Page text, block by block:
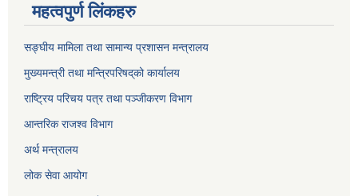
महत्वपुर्ण लिंकहरु
सङ्घीय मामिला तथा सामान्य प्रशासन मन्त्रालय
मुख्यमन्त्री तथा मन्त्रिपरिषद्‌को कार्यालय
राष्ट्रिय परिचय पत्र तथा पञ्जीकरण विभाग
आन्तरिक राजश्व विभाग
अर्थ मन्त्रालय
लोक सेवा आयोग